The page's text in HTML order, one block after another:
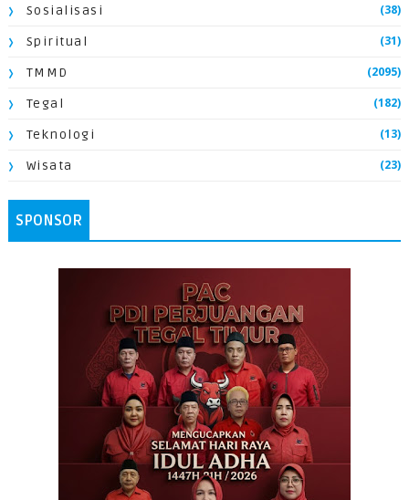
Sosialisasi (38)
Spiritual (31)
TMMD (2095)
Tegal (182)
Teknologi (13)
Wisata (23)
SPONSOR